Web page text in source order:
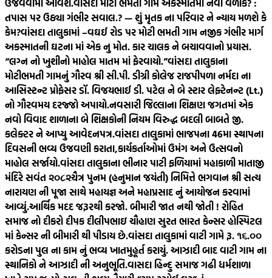
ઉજવવામાં આવશે.વાંસદા મોટી ભમતી ગામે અકસ્માતમાં નવા વળાંક? :
તપાસ પર ઉઠ્યા ગંભીર સવાલ.? — શું મૃતક ના પરિવાર ને ન્યાય મળશે કે
કેમ?વાંસદા તાલુકામાં –વઘઈ રોડ પર મોટી ભમતી ગામ નજીક ગંભીર માર્ગ
અકસ્માતની ઘટના માં એક નુ મોત. કાર ચાલક ને બચાવવાનો પ્રયાસ.
“લગ્ન નો ખુશીનો માહોલ માતમ માં ફેરવાયો.”વાંસદા તાલુકાના
મોટીભમતી ગામનું ગૌરવ શ્રી સી.પી. ડીગ્રી કોલેજ રાજપીપળા નર્મદા ના
આસિસ્ટન્ટ પ્રોફેસર ડૉ. વિજયભાઈ ડી. પટેલ ને બે સ્ટાર લેફ્ટેનન્ટ (Lt.)
નો ગૌરવમય દરજ્જો અપાયો.નવસારી જિલ્લાના શિક્ષણ જગતમાં એક
નવો વિવાદ શાળાના બે શિક્ષકોની નિયમ વિરુદ્ધ બદલી બાબતે જી.
કલેક્ટર ને આપ્યુ આવેદનપત્ર.વાંસદા તાલુકામાં ભાજપના 46મા સ્થાપના
દિવસની ભવ્ય ઉજવણી કરાતા,કાર્યકર્તાઓમાં ઉમંગ અને ઉત્સવનો
માહોલ સર્જાયો.વાંસદા તાલુકાના ભીનાર પાટી ફળિયામાં મહાકાળી માતાજી
મંદિરે સવંત ‌‌૨૦૮૨ચૈત્ર‌ પુનમ (હનુમાન જયંતી) નિમિત્તે ભગવાન શ્રી સત્ય
નારાયણ ની પૂજા સાથે મહાયજ્ઞ અને મહાપ્રસાદ નું આયોજન કરવામાં
આવ્યું.આર્થિક મદદ જરૂરથી કરજો. બીમારી જાત નથી જોતી ! રોહિત
સમાજ નો દીકરો દીપક દીલીપભાઇ ચૌહાણ સુરત ભારત કેન્સર હોસ્પિટલ
માં કેન્સર ની બીમારી થી પીડાય છે.વાંસદા તાલુકામાં વાટી ગામે રૂ. ૧૬.૦૦
કરોડના પુલ ના કામ નું ભવ્ય ખાતમુહૂર્ત કરાયું. આઝાદી બાદ વાટી ગામ ના
સ્થાનિકો ને આઝાદી ની અનુભૂતિ.વાસદા હિન્દુ સમાજ ગઢી ધર્મશાળા